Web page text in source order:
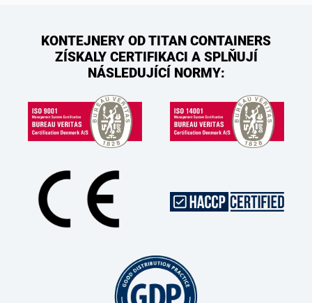
KONTEJNERY OD TITAN CONTAINERS
ZÍSKALY CERTIFIKACI A SPLŇUJÍ
NÁSLEDUJÍCÍ NORMY: